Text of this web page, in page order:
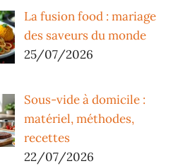
La fusion food : mariage
des saveurs du monde
25/07/2026
Sous-vide à domicile :
matériel, méthodes,
recettes
22/07/2026